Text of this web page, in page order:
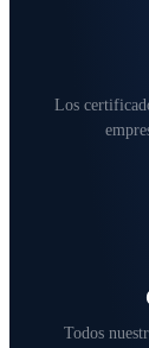
Los
Todos